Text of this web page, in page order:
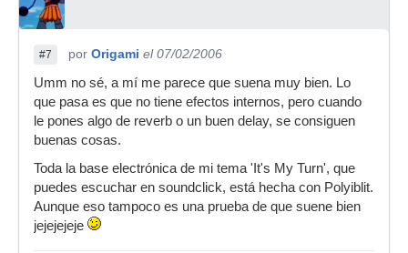
#7 por Origami el 07/02/2006
Umm no sé, a mí me parece que suena muy bien. Lo
que pasa es que no tiene efectos internos, pero cuando
le pones algo de reverb o un buen delay, se consiguen
buenas cosas.
Toda la base electrónica de mi tema 'It's My Turn', que
puedes escuchar en soundclick, está hecha con Polyiblit.
Aunque eso tampoco es una prueba de que suene bien
jejejejeje